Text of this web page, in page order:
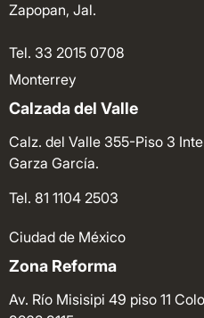
Zapopan, Jal.
Tel. 33 2015 0708
Monterrey
Calzada del Valle
Calz. del Valle 355-Piso 3
Garza García.
Tel. 81 1104 2503
Ciudad de México
Zona Reforma
Av. Río Misisipi 49 piso 11